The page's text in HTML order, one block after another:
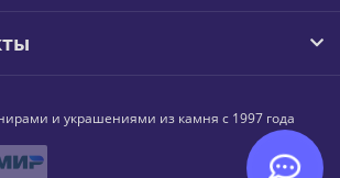
и украшениями из камня с 1997 года